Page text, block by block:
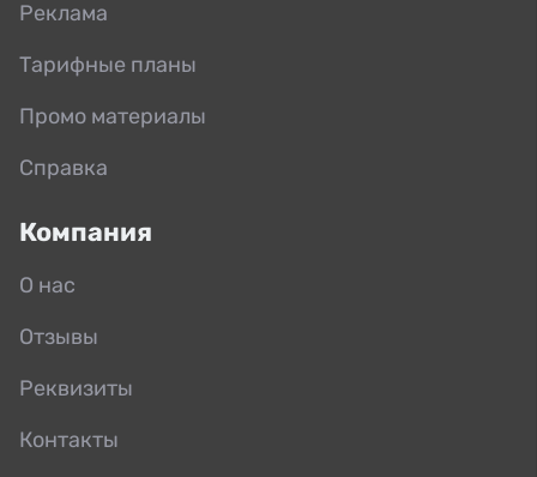
Реклама
Тарифные планы
Промо материалы
Справка
Компания
О нас
Отзывы
Реквизиты
Контакты